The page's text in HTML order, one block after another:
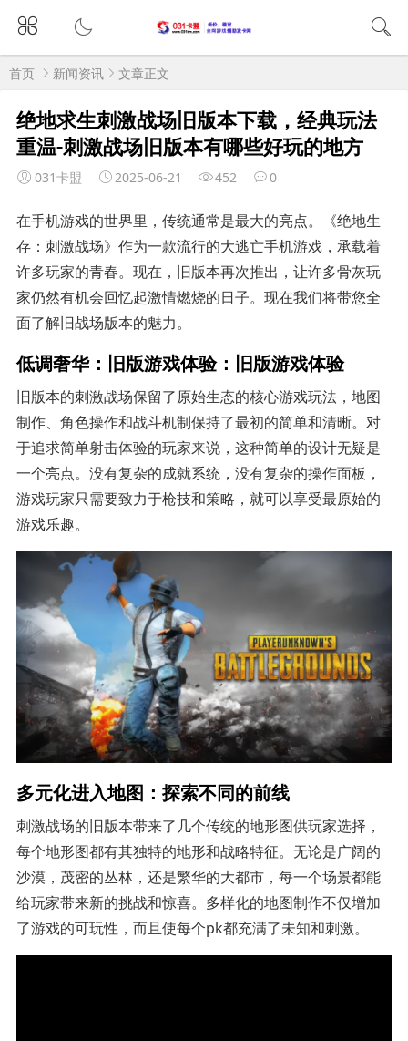
首页 新闻资讯 文章正文
绝地求生刺激战场旧版本下载，经典玩法
重温-刺激战场旧版本有哪些好玩的地方
031卡盟 2025-06-21 452 0
在手机游戏的世界里，传统通常是最大的亮点。《绝地生
存：刺激战场》作为一款流行的大逃亡手机游戏，承载着
许多玩家的青春。现在，旧版本再次推出，让许多骨灰玩
家仍然有机会回忆起激情燃烧的日子。现在我们将带您全
面了解旧战场版本的魅力。
低调奢华：旧版游戏体验：旧版游戏体验
旧版本的刺激战场保留了原始生态的核心游戏玩法，地图
制作、角色操作和战斗机制保持了最初的简单和清晰。对
于追求简单射击体验的玩家来说，这种简单的设计无疑是
一个亮点。没有复杂的成就系统，没有复杂的操作面板，
游戏玩家只需要致力于枪技和策略，就可以享受最原始的
游戏乐趣。
多元化进入地图：探索不同的前线
刺激战场的旧版本带来了几个传统的地形图供玩家选择，
每个地形图都有其独特的地形和战略特征。无论是广阔的
沙漠，茂密的丛林，还是繁华的大都市，每一个场景都能
给玩家带来新的挑战和惊喜。多样化的地图制作不仅增加
了游戏的可玩性，而且使每个pk都充满了未知和刺激。